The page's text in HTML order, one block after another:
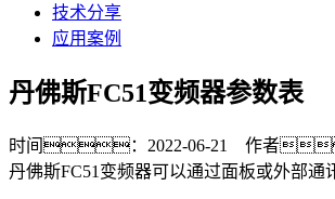
技术分享
应用案例
丹佛斯FC51变频器参数表
时间：2022-06-21 作者
丹佛斯FC51变频器可以通过面板或外部